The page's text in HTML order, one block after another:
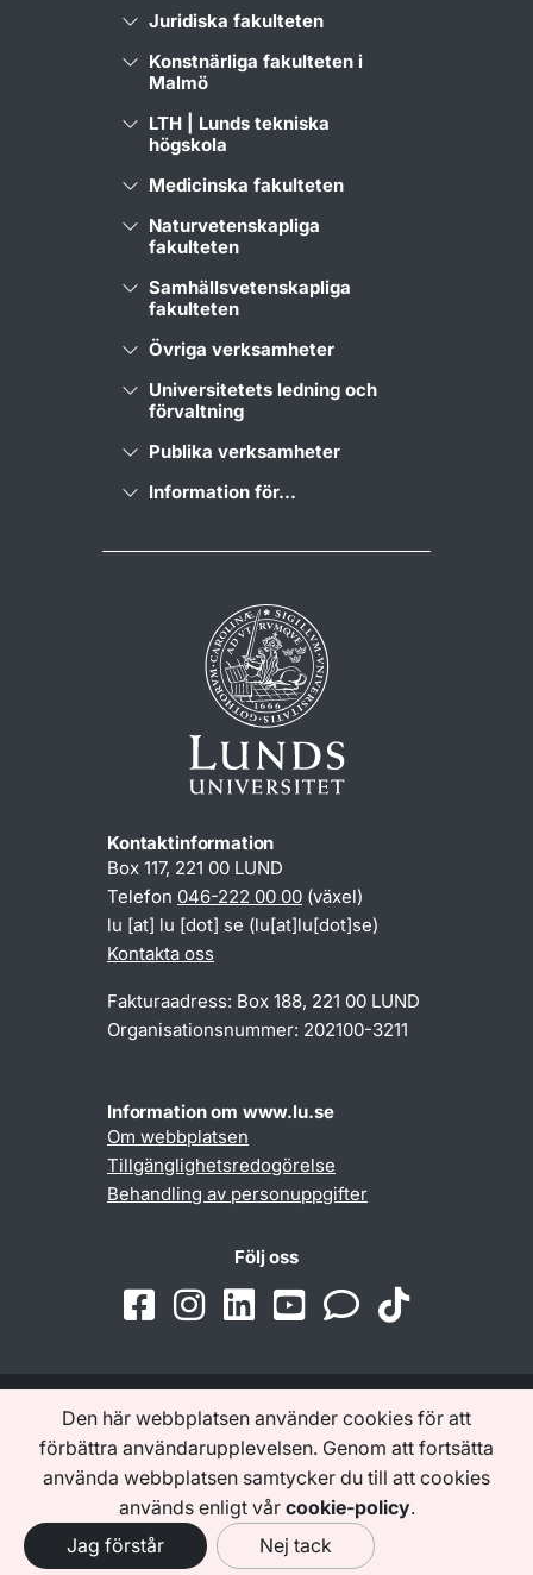
Den här webbplatsen använder cookies för att
förbättra användarupplevelsen. Genom att fortsätta
använda webbplatsen samtycker du till att cookies
används enligt vår cookie-policy.
Jag förstår
Nej tack
Juridiska fakulteten
Konstnärliga fakulteten i
Malmö
LTH | Lunds tekniska
högskola
Medicinska fakulteten
Naturvetenskapliga
fakulteten
Samhällsvetenskapliga
fakulteten
Övriga verksamheter
Universitetets ledning och
förvaltning
Publika verksamheter
Information för...
Kontaktinformation
Box 117, 221 00 LUND
Telefon 046-222 00 00 (växel)
lu [at] lu [dot] se (lu[at]lu[dot]se)
Kontakta oss
Fakturaadress: Box 188, 221 00 LUND
Organisationsnummer: 202100-3211
Information om www.lu.se
Om webbplatsen
Tillgänglighetsredogörelse
Behandling av personuppgifter
Följ oss
Samarbeten och nätverk